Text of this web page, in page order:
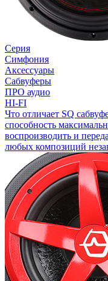
Серия
Симфония
Аксессуары
Сабвуферы
ПРО аудио
HI-FI
Что отличает SQ
способность
воспроизводить и
любых композиций